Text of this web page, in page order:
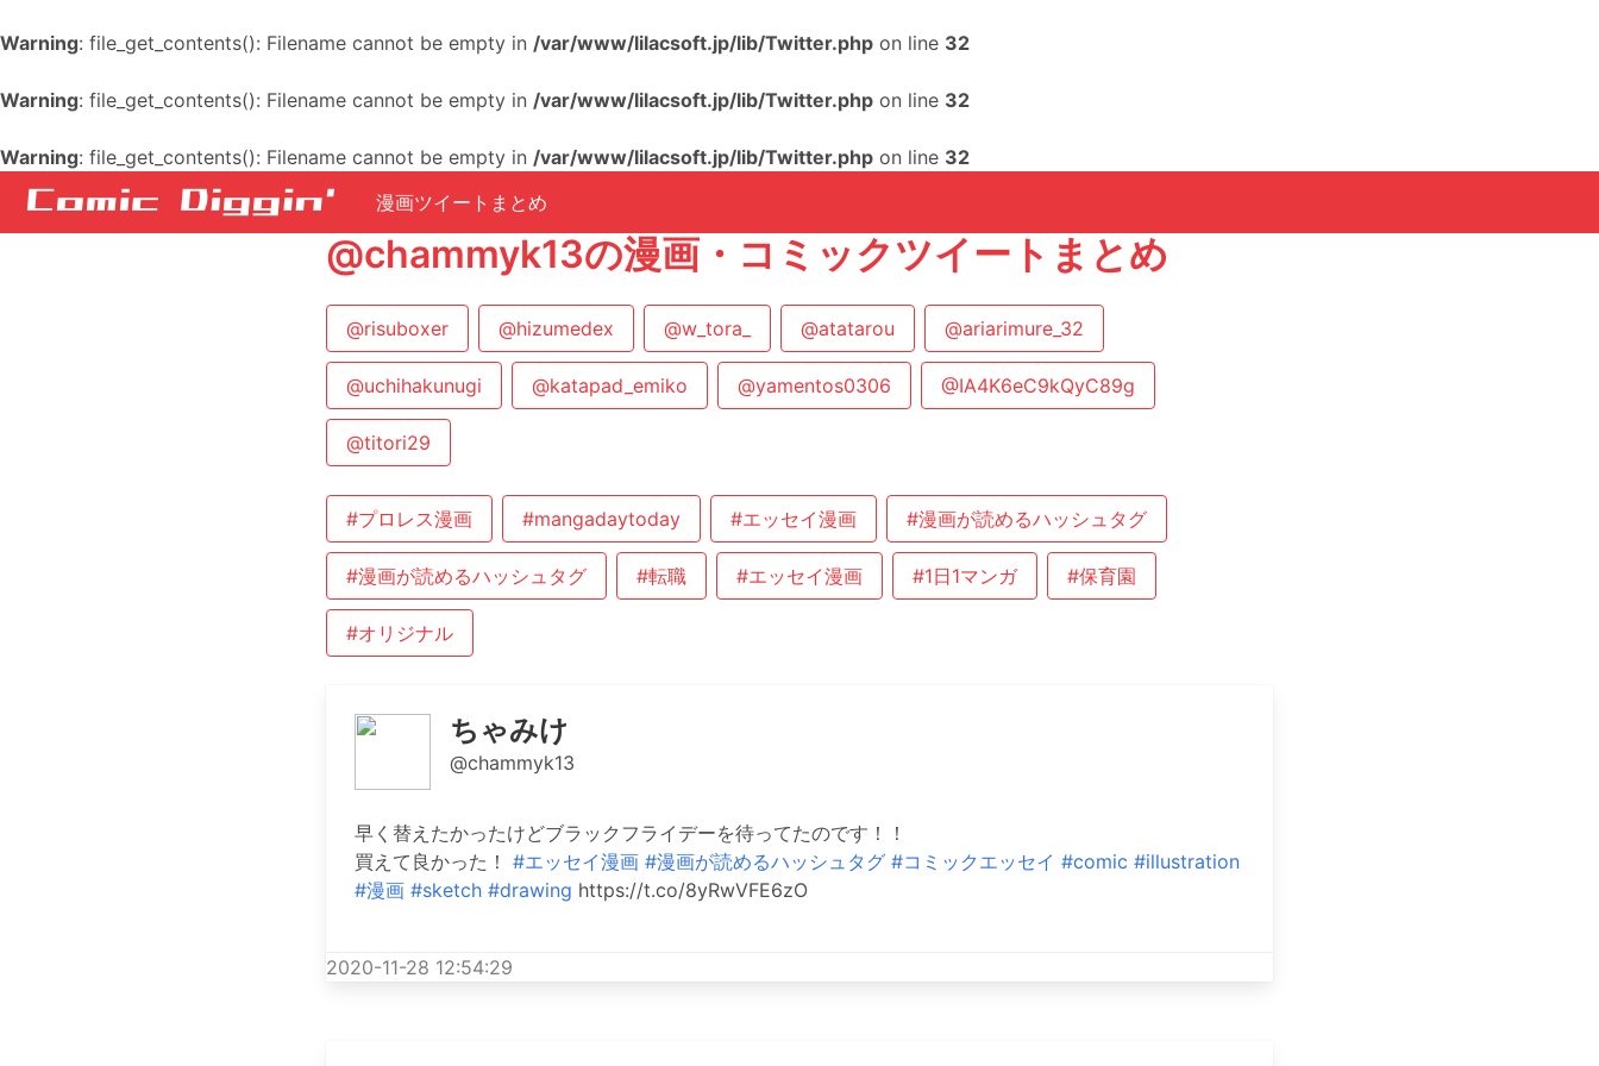
Warning: file_get_contents(): Filename cannot be empty in /var/www/lilacsoft.jp/lib/Twitter.php on line 32
Warning: file_get_contents(): Filename cannot be empty in /var/www/lilacsoft.jp/lib/Twitter.php on line 32
Warning: file_get_contents(): Filename cannot be empty in /var/www/lilacsoft.jp/lib/Twitter.php on line 32
漫画ツイートまとめ
@chammyk13の漫画・コミックツイートまとめ
@risuboxer @hizumedex @w_tora_ @atatarou @ariarimure_32
@uchihakunugi @katapad_emiko @yamentos0306 @IA4K6eC9kQyC89g
@titori29
#プロレス漫画 #mangadaytoday #エッセイ漫画 #漫画が読めるハッシュタグ
#漫画が読めるハッシュタグ #転職 #エッセイ漫画 #1日1マンガ #保育園
#オリジナル
ちゃみけ
@chammyk13
早く替えたかったけどブラックフライデーを待ってたのです！！
買えて良かった！ #エッセイ漫画 #漫画が読めるハッシュタグ #コミックエッセイ #comic #illustration
#漫画 #sketch #drawing https://t.co/8yRwVFE6zO
2020-11-28 12:54:29